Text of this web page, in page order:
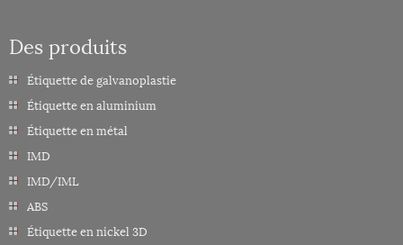
Des produits
Étiquette de galvanoplastie
Étiquette en aluminium
Étiquette en métal
IMD
IMD/IML
ABS
Étiquette en nickel 3D